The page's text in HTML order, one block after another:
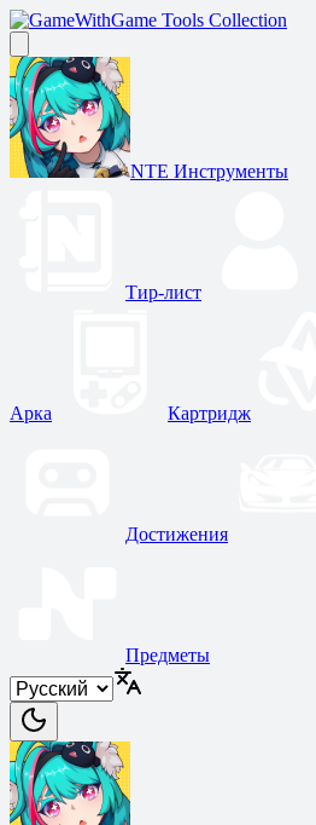
Game Tools Collection
NTE Инструменты
Тир-лист
Арка Картридж
Достижения
Предметы